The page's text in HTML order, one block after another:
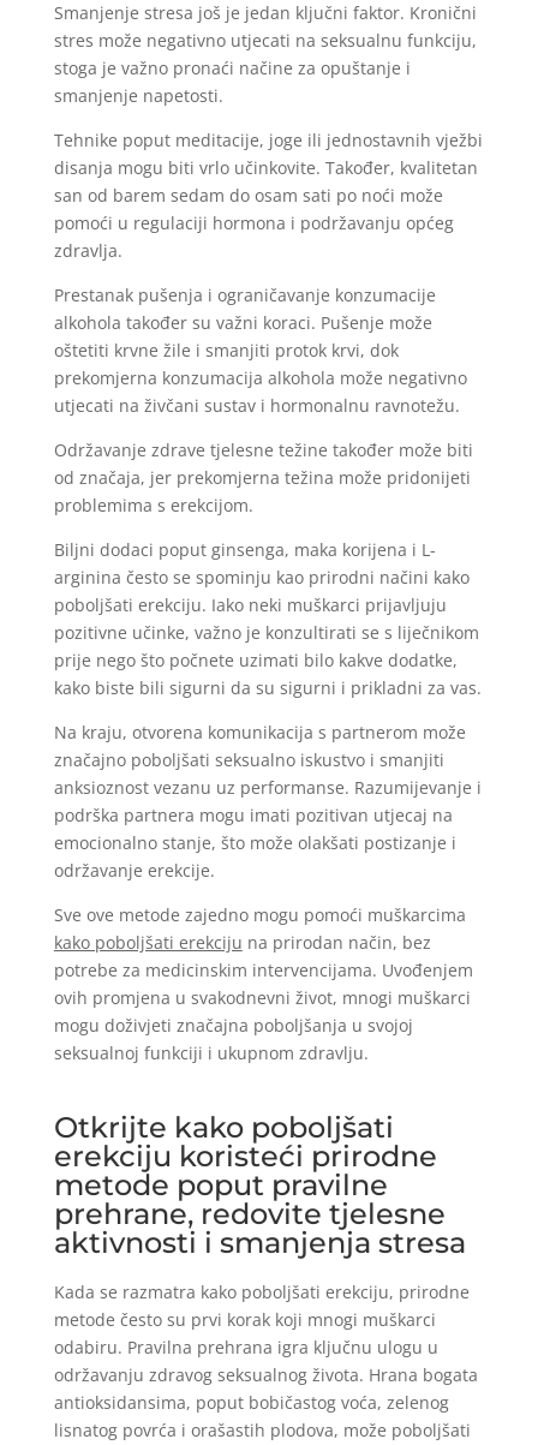
Smanjenje stresa još je jedan ključni faktor. Kronični
stres može negativno utjecati na seksualnu funkciju,
stoga je važno pronaći načine za opuštanje i
smanjenje napetosti.
Tehnike poput meditacije, joge ili jednostavnih vježbi
disanja mogu biti vrlo učinkovite. Također, kvalitetan
san od barem sedam do osam sati po noći može
pomoći u regulaciji hormona i podržavanju općeg
zdravlja.
Prestanak pušenja i ograničavanje konzumacije
alkohola također su važni koraci. Pušenje može
oštetiti krvne žile i smanjiti protok krvi, dok
prekomjerna konzumacija alkohola može negativno
utjecati na živčani sustav i hormonalnu ravnotežu.
Održavanje zdrave tjelesne težine također može biti
od značaja, jer prekomjerna težina može pridonijeti
problemima s erekcijom.
Biljni dodaci poput ginsenga, maka korijena i L-
arginina često se spominju kao prirodni načini kako
poboljšati erekciju. Iako neki muškarci prijavljuju
pozitivne učinke, važno je konzultirati se s liječnikom
prije nego što počnete uzimati bilo kakve dodatke,
kako biste bili sigurni da su sigurni i prikladni za vas.
Na kraju, otvorena komunikacija s partnerom može
značajno poboljšati seksualno iskustvo i smanjiti
anksioznost vezanu uz performanse. Razumijevanje i
podrška partnera mogu imati pozitivan utjecaj na
emocionalno stanje, što može olakšati postizanje i
održavanje erekcije.
Sve ove metode zajedno mogu pomoći muškarcima
kako poboljšati erekciju na prirodan način, bez
potrebe za medicinskim intervencijama. Uvođenjem
ovih promjena u svakodnevni život, mnogi muškarci
mogu doživjeti značajna poboljšanja u svojoj
seksualnoj funkciji i ukupnom zdravlju.
Otkrijte kako poboljšati
erekciju koristeći prirodne
metode poput pravilne
prehrane, redovite tjelesne
aktivnosti i smanjenja stresa
Kada se razmatra kako poboljšati erekciju, prirodne
metode često su prvi korak koji mnogi muškarci
odabiru. Pravilna prehrana igra ključnu ulogu u
održavanju zdravog seksualnog života. Hrana bogata
antioksidansima, poput bobičastog voća, zelenog
lisnatog povrća i orašastih plodova, može poboljšati